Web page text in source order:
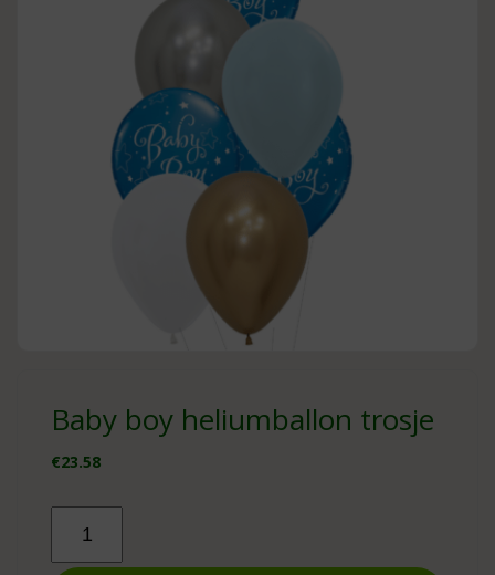
Baby boy heliumballon trosje
€23.58
heliumballon